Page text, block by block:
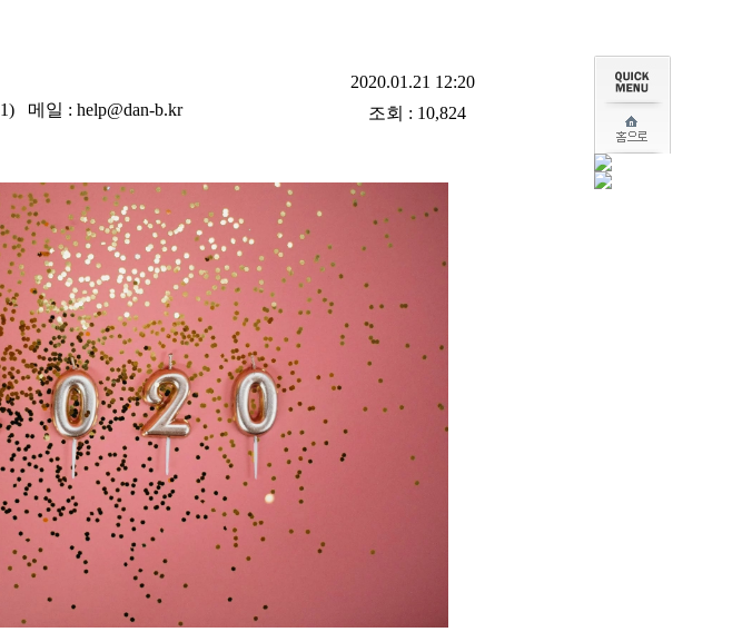
2020.01.21 12:20
메일 : help@dan-b.kr 조회 : 10,824